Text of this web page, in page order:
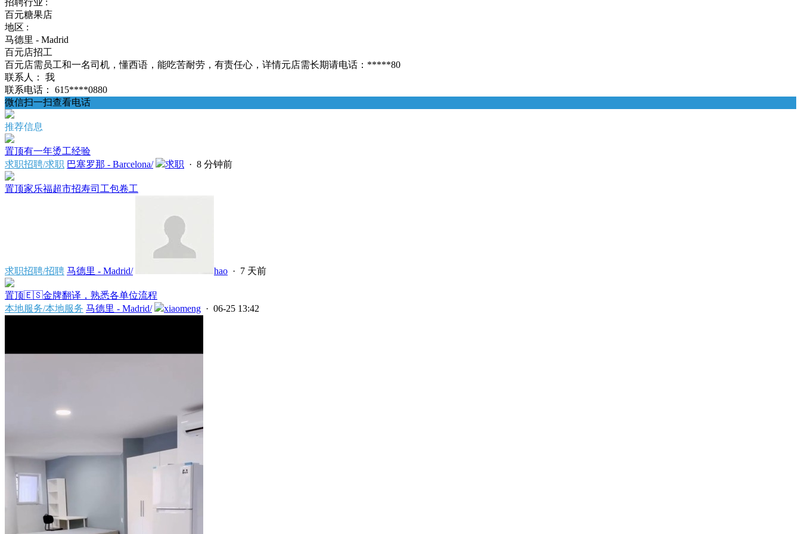
招聘行业 :
百元糖果店
地区 :
马德里 - Madrid
百元店招工
百元店需员工和一名司机，懂西语，能吃苦耐劳，有责任心，详情元店需长期请电话：*****80
联系人：
我
联系电话：
615****0880
微信扫一扫查看电话
推荐信息
置顶有一年烫工经验
求职招聘/求职 巴塞罗那 - Barcelona/ 求职 · 8 分钟前
置顶家乐福超市招寿司工包卷工
求职招聘/招聘 马德里 - Madrid/ hao · 7 天前
置顶🇪🇸金牌翻译，熟悉各单位流程
本地服务/本地服务 马德里 - Madrid/ xiaomeng · 06-25 13:42